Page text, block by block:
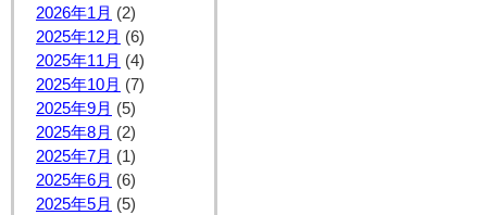
2026年1月 (2)
2025年12月 (6)
2025年11月 (4)
2025年10月 (7)
2025年9月 (5)
2025年8月 (2)
2025年7月 (1)
2025年6月 (6)
2025年5月 (5)